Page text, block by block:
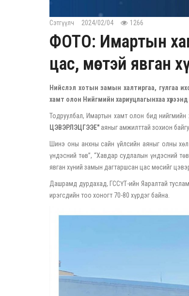
Сэтгүүлч 2024/02/04 1266
ФОТО: Имартын
цас, мөстэй явган
Нийслэл хотын замын халтиргаа, гулгаа
хамт олон Нийгмийн хариуцлагынхаа
Тодруулбал, Имартын хамт олон бид
ЦЭВЭРЛЭЦГЭЭЕ" аяныг амжилттай зохион
Шинэ оны анхны сайн үйлсийн аяныг олны хөл
үндэсний төв’’, ‘‘Хавдар судлалын үндэсний
явган хүний замын дагтаршсан цас мөсийг
Дашрамд дурдахад, ГССҮТ-ийн Яаралтай
ирэгсдийн тоо хоногт 70-80 хүрдэг байна.